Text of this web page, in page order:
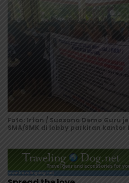
Foto: Irfan / Suasana Demo Guru
SMA/SMK di lobby parkiran